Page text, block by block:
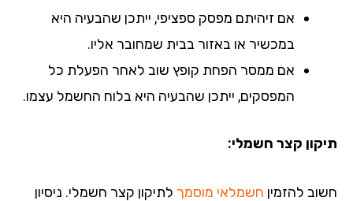
אם זיהיתם מפסק ספציפי, ייתכן שהבעיה היא
במכשיר או באזור בבית שמחובר אליו.
אם ממסר הפחת קופץ שוב לאחר הפעלת כל
המפסקים, ייתכן שהבעיה היא בלוח החשמל עצמו.
קצר חשמלי:
להזמיןחשמלאי מוסמךלתיקון קצר חשמלי. ניסיון